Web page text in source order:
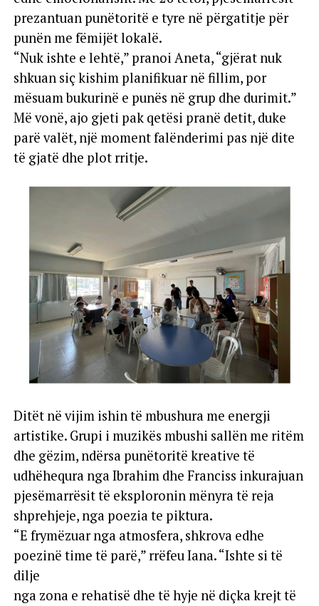
prezantuan punëtoritë e tyre në përgatitje për
punën me fëmijët lokalë.
“Nuk ishte e lehtë,” pranoi Aneta, “gjërat nuk
shkuan siç kishim planifikuar në fillim, por
mësuam bukurinë e punës në grup dhe durimit.”
Më vonë, ajo gjeti pak qetësi pranë detit, duke
parë valët, një moment falënderimi pas një dite
të gjatë dhe plot rritje.
Ditët në vijim ishin të mbushura me energji
artistike. Grupi i muzikës mbushi sallën me ritëm
dhe gëzim, ndërsa punëtoritë kreative të
udhëhequra nga Ibrahim dhe Franciss inkurajuan
pjesëmarrësit të eksploronin mënyra të reja
shprehjeje, nga poezia te piktura.
“E frymëzuar nga atmosfera, shkrova edhe
poezinë time të parë,” rrëfeu Iana. “Ishte si të
dilje
nga zona e rehatisë dhe të hyje në diçka krejt të